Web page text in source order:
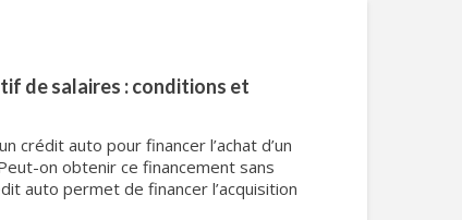
de salaires : conditions et
crédit auto pour financer l’achat d’un
on obtenir ce financement sans
auto permet de financer l’acquisition